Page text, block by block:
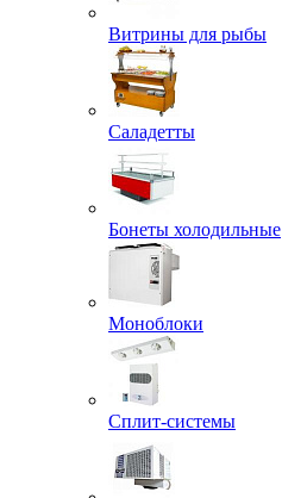
Витрины для рыбы
Саладетты
Бонеты холодильные
Моноблоки
Сплит-системы